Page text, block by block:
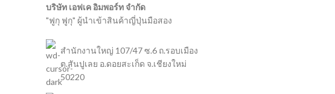
บริษัท เอฟเค อิมพอร์ท จำกัด
"ฟูกุ ฟูกุ" ผู้นำเข้าสินค้าญี่ปุ่นมือสอง
สำนักงานใหญ่ 107/47 ซ.6 ถ.รอบเมือง
ต.สันปูเลย อ.ดอยสะเก็ด จ.เชียงใหม่
50220